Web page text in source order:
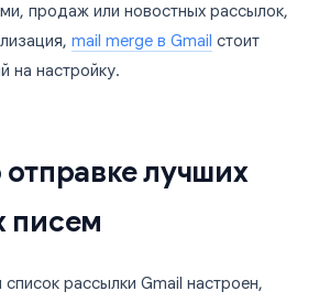
продаж или новостных рассылок,
mail merge в Gmail стоит
на настройку.
лучших
писем
список рассылки Gmail настроен,